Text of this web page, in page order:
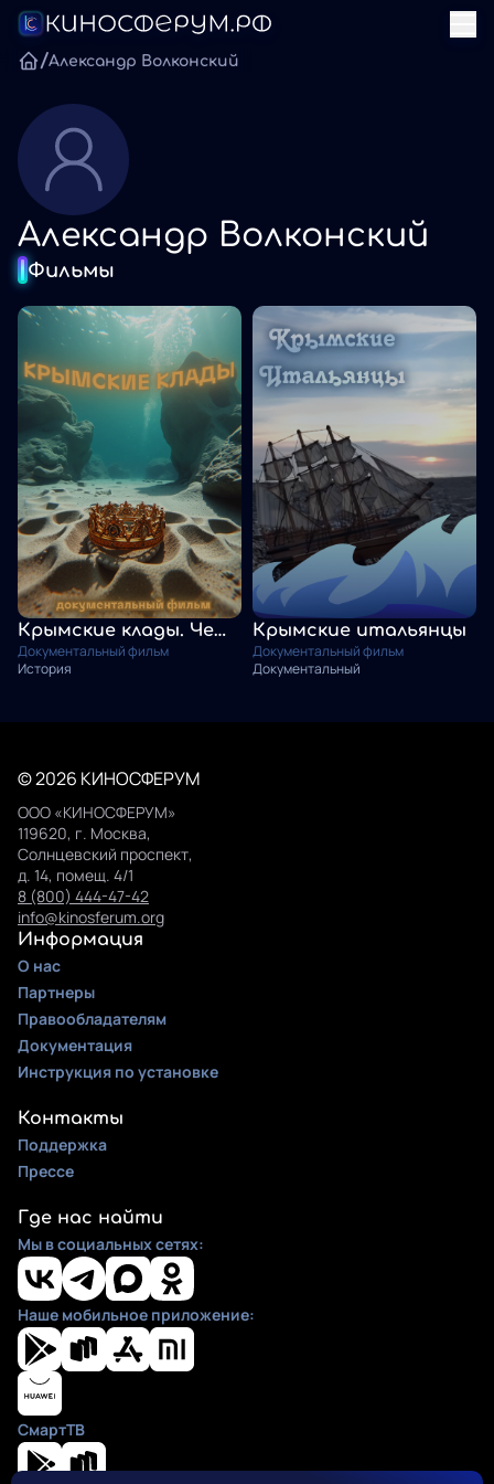
/Александр Волконский
Александр Волконский
Фильмы
Крымские клады. Четыре истории
Документальный фильм
История
Крымские итальянцы
Документальный фильм
Документальный
© 2026 КИНОСФЕРУМ
ООО «КИНОСФЕРУМ»
119620, г. Москва,
Солнцевский проспект,
д. 14, помещ. 4/1
8 (800) 444-47-42
info@kinosferum.org
Информация
О нас
Партнеры
Правообладателям
Документация
Инструкция по установке
Контакты
Поддержка
Прессе
Где нас найти
Мы в социальных сетях:
Наше мобильное приложение:
СмартТВ